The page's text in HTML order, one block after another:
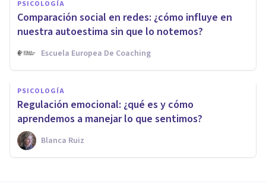
PSICOLOGÍA
Comparación social en redes: ¿cómo influye en
nuestra autoestima sin que lo notemos?
Escuela Europea De Coaching
PSICOLOGÍA
Regulación emocional: ¿qué es y cómo
aprendemos a manejar lo que sentimos?
Blanca Ruiz